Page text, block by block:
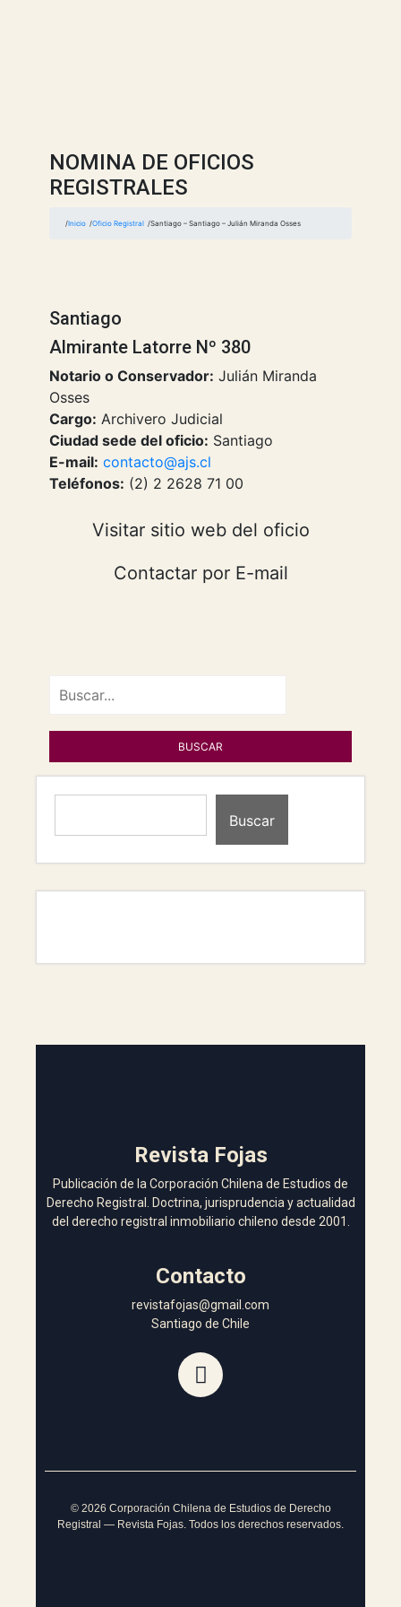
NOMINA DE OFICIOS
REGISTRALES
Inicio Oficio Registral Santiago – Santiago – Julián Miranda Osses
Santiago
Almirante Latorre Nº 380
Notario o Conservador: Julián Miranda
Osses
Cargo: Archivero Judicial
Ciudad sede del oficio: Santiago
E-mail: contacto@ajs.cl
Teléfonos: (2) 2 2628 71 00
Visitar sitio web del oficio
Contactar por E-mail
Buscar
Revista Fojas
Publicación de la Corporación Chilena de Estudios de
Derecho Registral. Doctrina, jurisprudencia y actualidad
del derecho registral inmobiliario chileno desde 2001.
Contacto
revistafojas@gmail.com
Santiago de Chile
© 2026 Corporación Chilena de Estudios de Derecho
Registral — Revista Fojas. Todos los derechos reservados.